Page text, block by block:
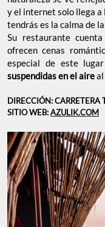
y el internet solo llega a
tendrás es la calma de
Su restaurante
ofrecen cenas
especial de este
suspendidas en el aire
DIRECCIÓN: CARRETERA
SITIO WEB:AZULIK.COM